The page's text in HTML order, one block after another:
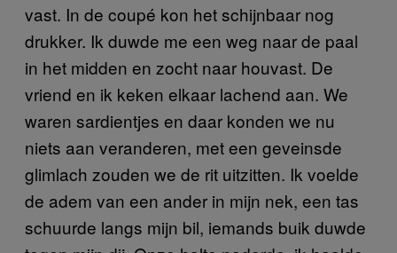
vast. In de coupé kon het schijnbaar nog
drukker. Ik duwde me een weg naar de paal
in het midden en zocht naar houvast. De
vriend en ik keken elkaar lachend aan. We
waren sardientjes en daar konden we nu
niets aan veranderen, met een geveinsde
glimlach zouden we de rit uitzitten. Ik voelde
de adem van een ander in mijn nek, een tas
schuurde langs mijn bil, iemands buik duwde